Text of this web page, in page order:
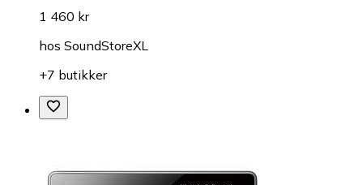
1 460 kr
hos SoundStoreXL
+7 butikker